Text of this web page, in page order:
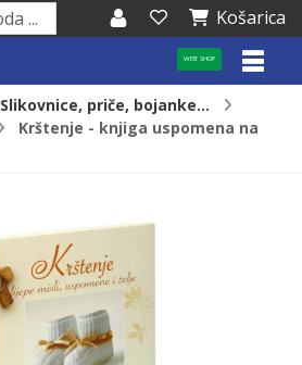
Košarica
WEB SHOP
Slikovnice, priče, bojanke...
Krštenje - knjiga uspomena na